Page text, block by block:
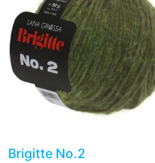
Brigitte No.2